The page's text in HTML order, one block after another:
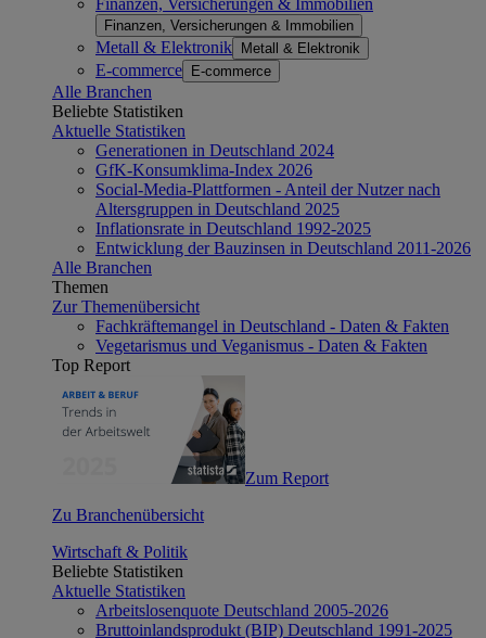
Finanzen, Versicherungen & Immobilien
Metall & Elektronik Metall & Elektronik
E-commerce E-commerce
Alle Branchen
Beliebte Statistiken
Aktuelle Statistiken
Generationen in Deutschland 2024
GfK-Konsumklima-Index 2026
Social-Media-Plattformen - Anteil der Nutzer nach
Altersgruppen in Deutschland 2025
Inflationsrate in Deutschland 1992-2025
Entwicklung der Bauzinsen in Deutschland 2011-2026
Alle Branchen
Themen
Zur Themenübersicht
Fachkräftemangel in Deutschland - Daten & Fakten
Vegetarismus und Veganismus - Daten & Fakten
Top Report
Zum Report
Zu Branchenübersicht
Wirtschaft & Politik
Beliebte Statistiken
Aktuelle Statistiken
Arbeitslosenquote Deutschland 2005-2026
Bruttoinlandsprodukt (BIP) Deutschland 1991-2025